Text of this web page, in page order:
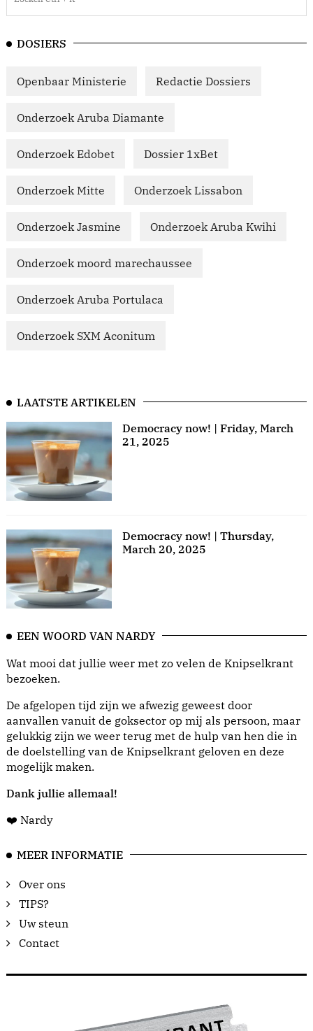
DOSIERS
Openbaar Ministerie Redactie Dossiers
Onderzoek Aruba Diamante
Onderzoek Edobet Dossier 1xBet
Onderzoek Mitte Onderzoek Lissabon
Onderzoek Jasmine Onderzoek Aruba Kwihi
Onderzoek moord marechaussee
Onderzoek Aruba Portulaca
Onderzoek SXM Aconitum
LAATSTE ARTIKELEN
Democracy now! | Friday, March
21, 2025
Democracy now! | Thursday,
March 20, 2025
EEN WOORD VAN NARDY
Wat mooi dat jullie weer met zo velen de Knipselkrant
bezoeken.
De afgelopen tijd zijn we afwezig geweest door
aanvallen vanuit de goksector op mij als persoon, maar
gelukkig zijn we weer terug met de hulp van hen die in
de doelstelling van de Knipselkrant geloven en deze
mogelijk maken.
Dank jullie allemaal!
❤️ Nardy
MEER INFORMATIE
Over ons
TIPS?
Uw steun
Contact